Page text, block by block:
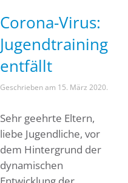
Corona-Virus:
Jugendtraining
entfällt
Geschrieben am 15. März 2020.
Sehr geehrte Eltern,
liebe Jugendliche, vor
dem Hintergrund der
dynamischen